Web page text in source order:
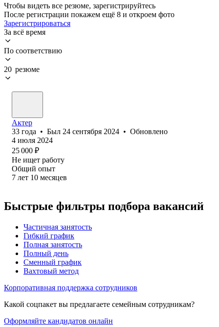
Чтобы видеть все резюме, зарегистрируйтесь
После регистрации покажем ещё 8 и откроем фото
Зарегистрироваться
За всё время
По соответствию
20 резюме
Актер
33 года • Был 24 сентября 2024 • Обновлено
4 июля 2024
25 000 ₽
Не ищет работу
Общий опыт
7 лет 10 месяцев
Быстрые фильтры подбора вакансий
Частичная занятость
Гибкий график
Полная занятость
Полный день
Сменный график
Вахтовый метод
Корпоративная поддержка сотрудников
Какой соцпакет вы предлагаете семейным сотрудникам?
Оформляйте кандидатов онлайн